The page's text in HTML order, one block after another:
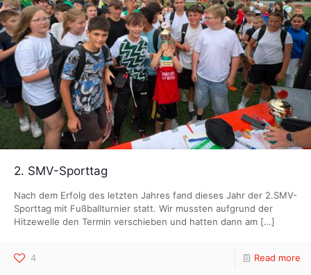
2. SMV-Sporttag
Nach dem Erfolg des letzten Jahres fand dieses Jahr der 2.SMV-
Sporttag mit Fußballturnier statt. Wir mussten aufgrund der
Hitzewelle den Termin verschieben und hatten dann am […]
4 Read more